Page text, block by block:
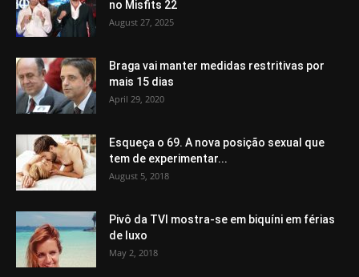
no Misfits 22
August 27, 2025
Braga vai manter medidas restritivas por
mais 15 dias
April 29, 2020
Esqueça o 69. A nova posição sexual que
tem de experimentar...
August 5, 2018
Pivô da TVI mostra-se em biquíni em férias
de luxo
May 2, 2018